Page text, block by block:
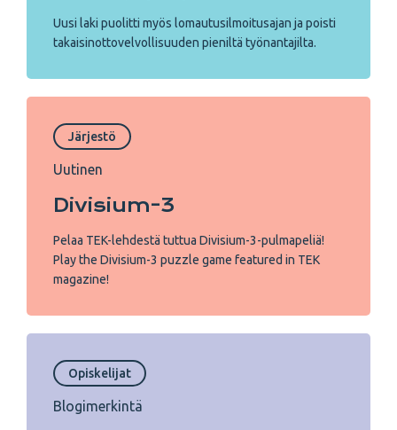
Uusi laki puolitti myös lomautusilmoitusajan ja poisti
takaisinottovelvollisuuden pieniltä työnantajilta.
Järjestö
Uutinen
Divisium-3
Pelaa TEK-lehdestä tuttua Divisium-3-pulmapeliä!
Play the Divisium-3 puzzle game featured in TEK
magazine!
Opiskelijat
Blogimerkintä